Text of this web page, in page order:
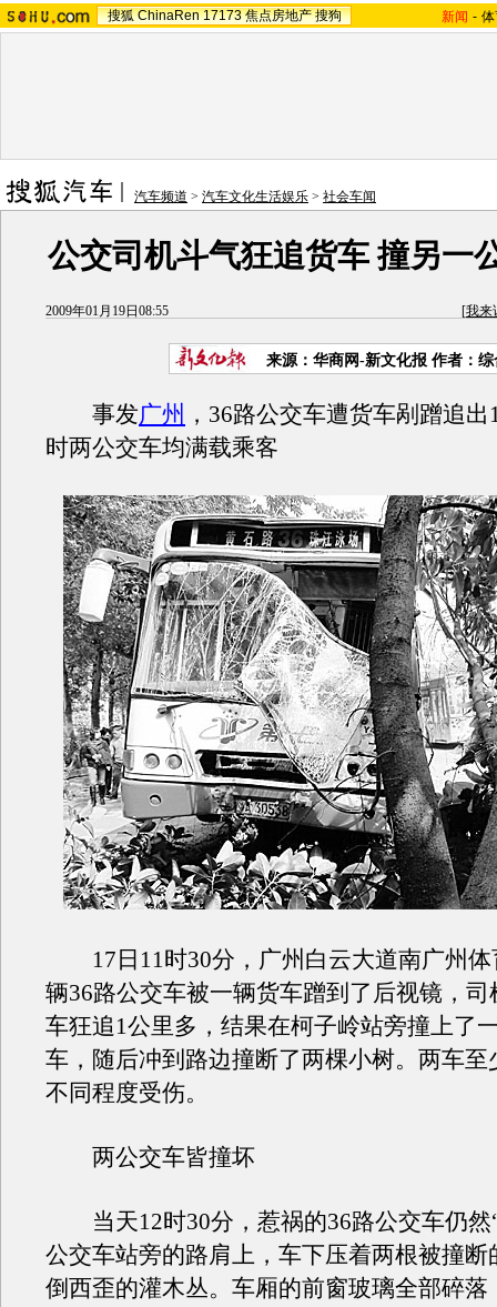
搜狐 ChinaRen 17173 焦点房地产 搜狗 新闻 -
汽车频道 > 汽车文化生活娱乐 > 社会车闻
公交司机斗气狂追货车 撞另一
2009年01月19日08:55 [我来
来源：华商网-新文化报 作者：综
事发广州 ，36路公交车遭货车剐蹭追
时两公交车均满载乘客
17日11时30分，广州白云大道南广州体
辆36路公交车被一辆货车蹭到了后视镜，
车狂追1公里多，结果在柯子岭站旁撞上了
车，随后冲到路边撞断了两棵小树。两车至
不同程度受伤。
两公交车皆撞坏
当天12时30分，惹祸的36路公交车仍然
公交车站旁的路肩上，车下压着两根被撞断
倒西歪的灌木丛。车厢的前窗玻璃全部碎落